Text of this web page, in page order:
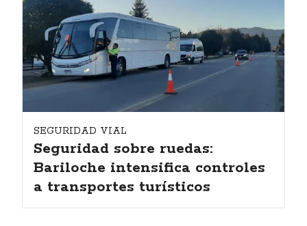
SEGURIDAD VIAL
Seguridad sobre ruedas:
Bariloche intensifica controles
a transportes turísticos